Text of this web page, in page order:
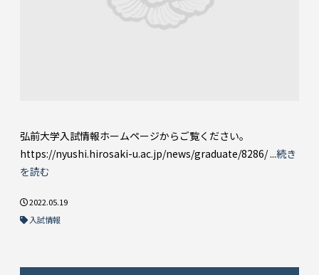
弘前大学入試情報ホームページからご覧ください。
https://nyushi.hirosaki-u.ac.jp/news/graduate/8286/ ...続き
を読む
2022.05.19
入試情報